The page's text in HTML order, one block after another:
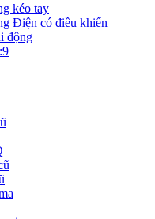
kéo tay
Điện có điều khiển
động